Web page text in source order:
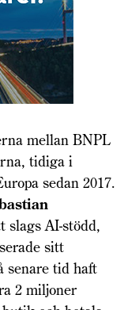
mellan BNPL
tidiga i
sedan 2017.
AI-stödd,
sitt
senare tid haft
2 miljoner